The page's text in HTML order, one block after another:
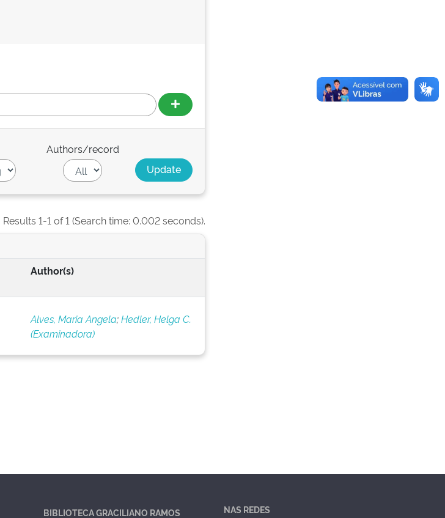
Authors/record
Results 1-1 of 1 (Search time: 0.002 seconds).
Author(s)
Alves, Maria Angela;Hedler, Helga C.
(Examinadora)
BIBLIOTECA GRACILIANO RAMOS NAS REDES